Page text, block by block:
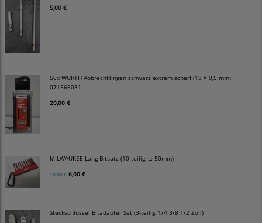
5,00 €
50x WÜRTH Abbrechklingen schwarz extrem scharf (18 × 0,5 mm)
071566031
20,00 €
MILWAUKEE Lang-Bitsatz (10-teilig, L: 50mm)
10,00 € 6,00 €
Steckschlüssel Bitadapter Set (3-teilig, 1/4 3/8 1/2 Zoll)